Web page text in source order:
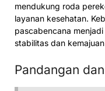
mendukung roda
layanan kesehatan.
pascabencana
stabilitas dan
Pandangan